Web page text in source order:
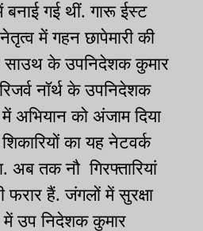
बनाई गई थीं. गारू ईस्ट
में गहन छापेमारी की
साउथ के उपनिदेशक कुमार
नॉर्थ के उपनिदेशक
अभियान को अंजाम दिया
का यह नेटवर्क
तक नौ गिरफ्तारियां
हैं. जंगलों में सुरक्षा
में उप निदेशक कुमार